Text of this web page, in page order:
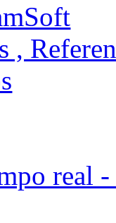
,
real